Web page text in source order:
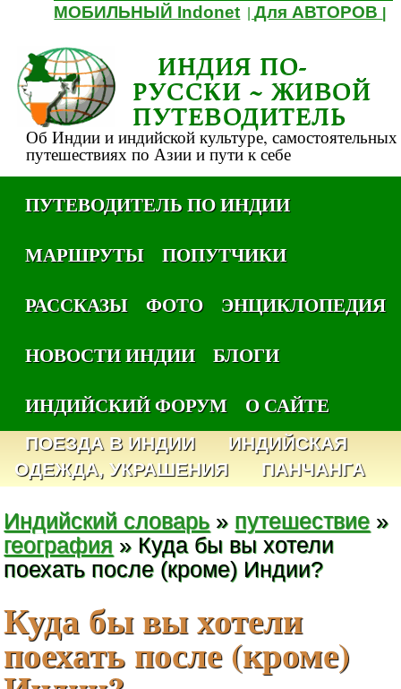
МОБИЛЬНЫЙ Indonet |Для АВТОРОВ
ИНДИЯ ПО-
РУССКИ ~ ЖИВОЙ
ПУТЕВОДИТЕЛЬ
Об Индии и индийской культуре, самостоятельных
путешествиях по Азии и пути к себе
ПУТЕВОДИТЕЛЬ ПО ИНДИИ
МАРШРУТЫ
ПОПУТЧИКИ
РАССКАЗЫ
ФОТО
ЭНЦИКЛОПЕДИЯ
НОВОСТИ ИНДИИ
БЛОГИ
ИНДИЙСКИЙ ФОРУМ
О САЙТЕ
ПОЕЗДА В ИНДИИ
ИНДИЙСКАЯ
ОДЕЖДА, УКРАШЕНИЯ
ПАНЧАНГА
Индийский словарь » путешествие »
география » Куда бы вы хотели
поехать после (кроме) Индии?
Куда бы вы хотели
поехать после (кроме)